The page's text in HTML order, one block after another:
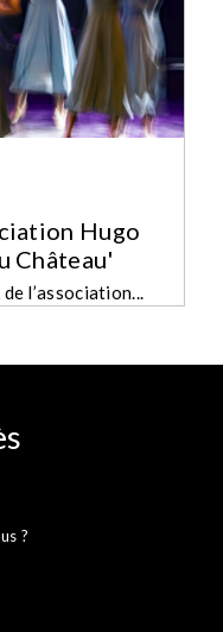
Hugo
Château'
l’association...
?